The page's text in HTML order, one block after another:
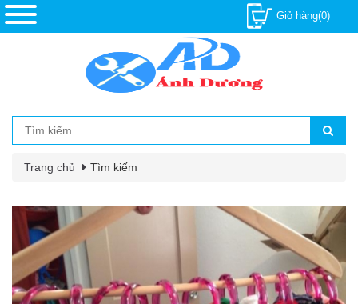
Giỏ hàng(0)
Trang chủ Tìm kiếm